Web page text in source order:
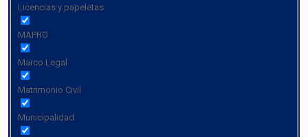
Licencias y papeletas
MAPRO
Marco Legal
Matrimonio Civil
Municipalidad